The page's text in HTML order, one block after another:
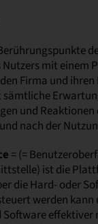
Nutzers mit einem
Firma und
sämtliche
und Reaktionen
nach der
= (=
ist die
die Hard- oder
werden
effektiver